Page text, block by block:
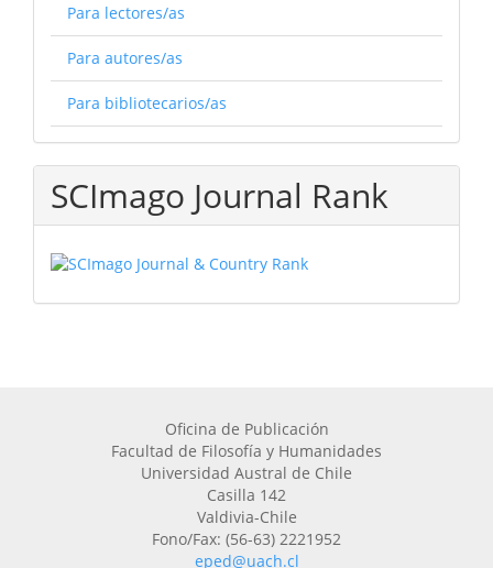
Para lectores/as
Para autores/as
Para bibliotecarios/as
SCImago Journal Rank
Oficina de Publicación
Facultad de Filosofía y Humanidades
Universidad Austral de Chile
Casilla 142
Valdivia-Chile
Fono/Fax: (56-63) 2221952
eped@uach.cl